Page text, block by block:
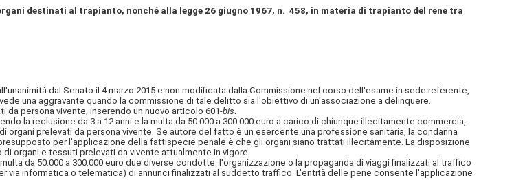
destinati al trapianto, nonché alla legge 26 giugno 1967, n. 458, in materia di trapianto del rene tra
dal Senato il 4 marzo 2015 e non modificata dalla Commissione nel corso dell'esame in sede referente,
una aggravante quando la commissione di tale delitto sia l'obiettivo di un'associazione a delinquere.
persona vivente, inserendo un nuovo articolo 601-bis.
la reclusione da 3 a 12 anni e la multa da 50.000 a 300.000 euro a carico di chiunque illecitamente commercia,
prelevati da persona vivente. Se autore del fatto è un esercente una professione sanitaria, la condanna
per l'applicazione della fattispecie penale è che gli organi siano trattati illecitamente. La disposizione
organi e tessuti prelevati da vivente attualmente in vigore.
da 50.000 a 300.000 euro due diverse condotte: l'organizzazione o la propaganda di viaggi finalizzati al traffico
via informatica o telematica) di annunci finalizzati al suddetto traffico. L'entità delle pene consente l'applicazione